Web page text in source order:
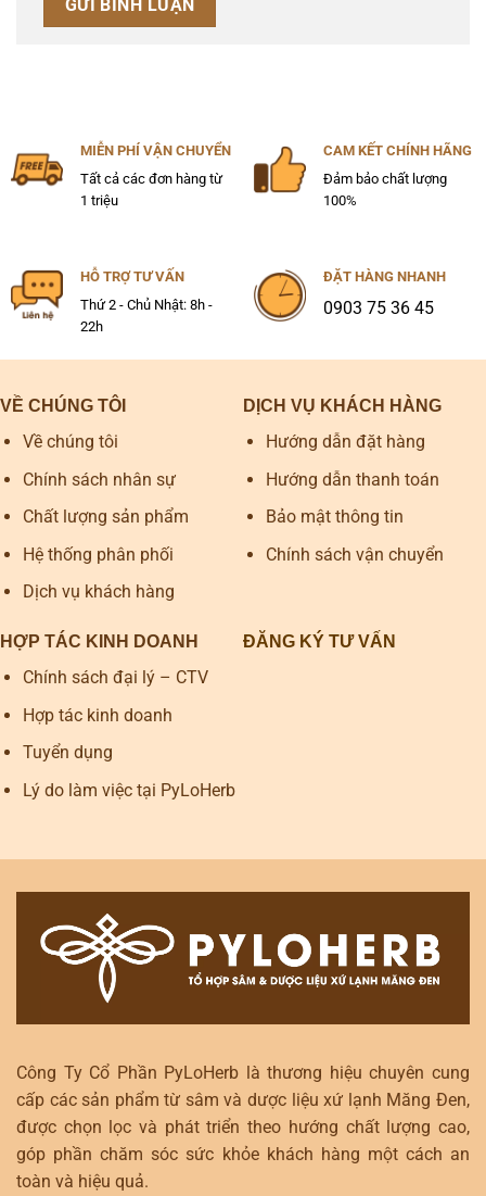
MIỄN PHÍ VẬN CHUYỂN
Tất cả các đơn hàng từ
1 triệu
CAM KẾT CHÍNH HÃNG
Đảm bảo chất lượng
100%
HỖ TRỢ TƯ VẤN
Thứ 2 - Chủ Nhật: 8h -
22h
ĐẶT HÀNG NHANH
0903 75 36 45
VỀ CHÚNG TÔI
Về chúng tôi
Chính sách nhân sự
Chất lượng sản phẩm
Hệ thống phân phối
Dịch vụ khách hàng
DỊCH VỤ KHÁCH HÀNG
Hướng dẫn đặt hàng
Hướng dẫn thanh toán
Bảo mật thông tin
Chính sách vận chuyển
HỢP TÁC KINH DOANH
Chính sách đại lý – CTV
Hợp tác kinh doanh
Tuyển dụng
Lý do làm việc tại PyLoHerb
ĐĂNG KÝ TƯ VẤN
Công Ty Cổ Phần PyLoHerb là thương hiệu chuyên cung
cấp các sản phẩm từ sâm và dược liệu xứ lạnh Măng Đen,
được chọn lọc và phát triển theo hướng chất lượng cao,
góp phần chăm sóc sức khỏe khách hàng một cách an
toàn và hiệu quả.